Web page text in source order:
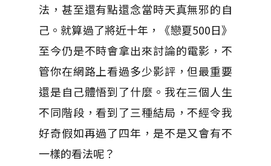
法，甚至還有點還念當時天真無邪的自
己。就算過了將近十年，《戀夏500日》
至今仍是不時會拿出來討論的電影，不
管你在網路上看過多少影評，但最重要
還是自己體悟到了什麼。我在三個人生
不同階段，看到了三種結局，不經令我
好奇假如再過了四年，是不是又會有不
一樣的看法呢？